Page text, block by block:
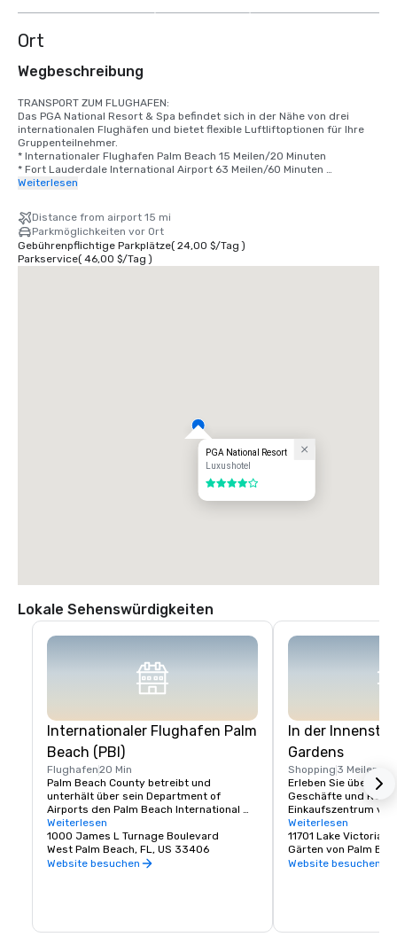
Ort
Wegbeschreibung
TRANSPORT ZUM FLUGHAFEN:
Das PGA National Resort & Spa befindet sich in der Nähe von drei
internationalen Flughäfen und bietet flexible Luftliftoptionen für Ihre
Gruppenteilnehmer.
* Internationaler Flughafen Palm Beach 15 Meilen/20 Minuten
* Fort Lauderdale International Airport 63 Meilen/60 Minuten
* Miami International Airport 78 Meilen/80 Minuten
Weiterlesen
Distance from airport 15 mi
Parkmöglichkeiten vor Ort
Gebührenpflichtige Parkplätze( 24,00 $/Tag )
Parkservice( 46,00 $/Tag )
PGA National Resort
Luxushotel
4 von 5
Lokale Sehenswürdigkeiten
Internationaler Flughafen Palm
Beach (PBI)
Flughafen20 Min
Palm Beach County betreibt und
unterhält über sein Department of
Airports den Palm Beach International
Airport (PBI). Einfacher Zugang zum und
vom Flughafen.
PBI hat in den letzten 31 Jahren viele
Leisure Magazine, der 8. beste Flughafen
Weiterlesen
1000 James L Turnage Boulevard
West Palm Beach, FL, US 33406
Website besuchen
In der
Gardens
Shopping 3 Meilen
Erleben Sie über 50
Geschäfte und
Einkaufszentrum von
Gardens.
Downtown at the
Lifestyle-Zentrum in
Gardens, Florida,
Favorit in Palm
Weiterlesen
11701 Lake Victoria
Gärten von Palm
Website besuchen